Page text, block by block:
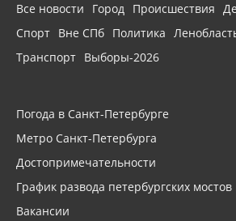
Все новости Город Происшествия
Спорт Вне СПб Политика
Транспорт Выборы-2026
Погода в Санкт-Петербурге
Метро Санкт-Петербурга
Достопримечательности
График развода петербургских мостов
Вакансии